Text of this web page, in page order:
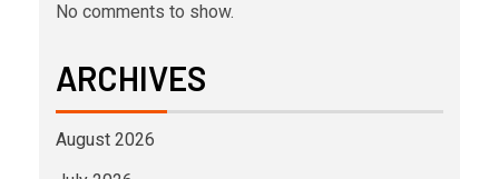
No comments to show.
ARCHIVES
August 2026